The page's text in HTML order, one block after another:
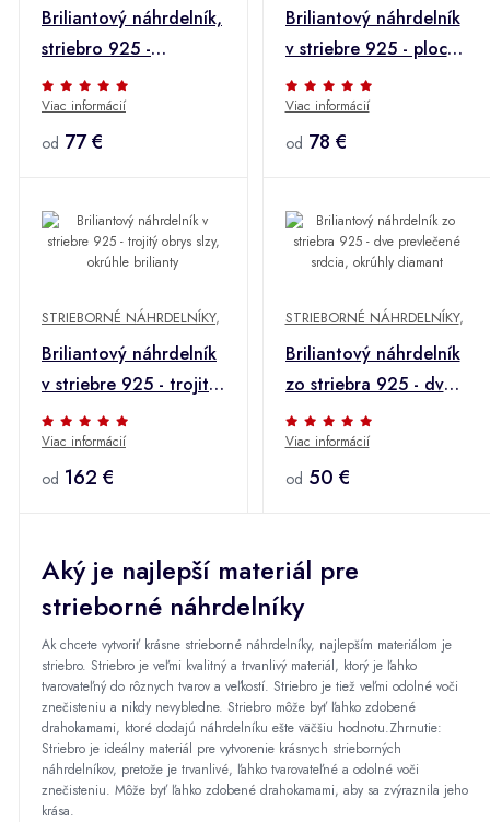
Briliantový náhrdelník,
striebro 925 -
obrátený polmesiac s
čírym diamantom
Viac informácií
od 77 €
Briliantový náhrdelník
v striebre 925 - ploché
srdce, tri číre
diamanty
Viac informácií
od 78 €
STRIEBORNÉ NÁHRDELNÍKY,
Briliantový náhrdelník
v striebre 925 - trojitý
obrys slzy, okrúhle
brilianty
Viac informácií
od 162 €
STRIEBORNÉ NÁHRDELNÍKY,
Briliantový náhrdelník
zo striebra 925 - dve
prevlečené srdcia,
okrúhly diamant
Viac informácií
od 50 €
Aký je najlepší materiál pre
strieborné náhrdelníky
Ak chcete vytvoriť krásne strieborné náhrdelníky, najlepším materiálom je
striebro. Striebro je veľmi kvalitný a trvanlivý materiál, ktorý je ľahko
tvarovateľný do rôznych tvarov a veľkostí. Striebro je tiež veľmi odolné voči
znečisteniu a nikdy nevybledne. Striebro môže byť ľahko zdobené
drahokamami, ktoré dodajú náhrdelníku ešte väčšiu hodnotu.Zhrnutie:
Striebro je ideálny materiál pre vytvorenie krásnych strieborných
náhrdelníkov, pretože je trvanlivé, ľahko tvarovateľné a odolné voči
znečisteniu. Môže byť ľahko zdobené drahokamami, aby sa zvýraznila jeho
krása.